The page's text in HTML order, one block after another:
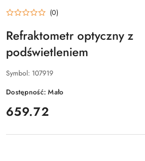
(0)
Refraktometr optyczny z
podświetleniem
Symbol: 107919
Dostępność:Mało
cena:
659.72